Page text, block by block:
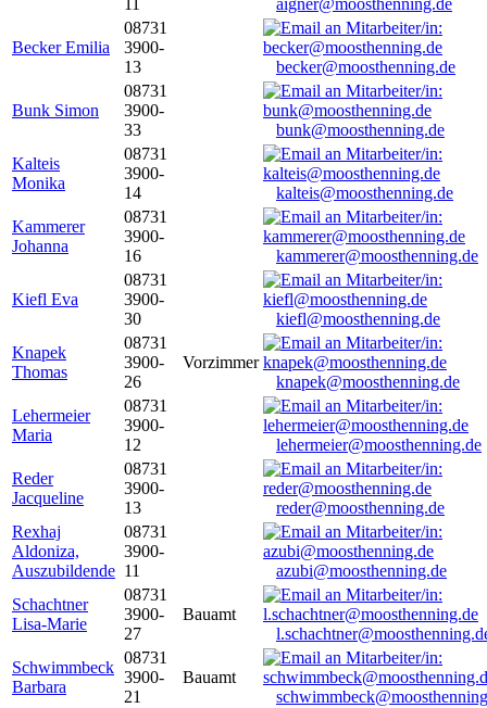
aigner@moosthenning.de
Becker Emilia
08731
3900-
13
becker@moosthenning.de
Bunk Simon
08731
3900-
33
bunk@moosthenning.de
Kalteis
Monika
08731
3900-
14
kalteis@moosthenning.de
Kammerer
Johanna
08731
3900-
16
kammerer@moosthenning.de
Kiefl Eva
08731
3900-
30
kiefl@moosthenning.de
Knapek
Thomas
08731
3900-
26
Vorzimmer
knapek@moosthenning.de
Lehermeier
Maria
08731
3900-
12
lehermeier@moosthenning.de
Reder
Jacqueline
08731
3900-
13
reder@moosthenning.de
Rexhaj
Aldoniza,
Auszubildende
08731
3900-
11
azubi@moosthenning.de
Schachtner
Lisa-Marie
08731
3900-
27
Bauamt
Schwimmbeck
Barbara
08731
3900-
21
Bauamt